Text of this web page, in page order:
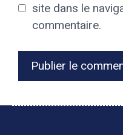
site dans le
commentaire.